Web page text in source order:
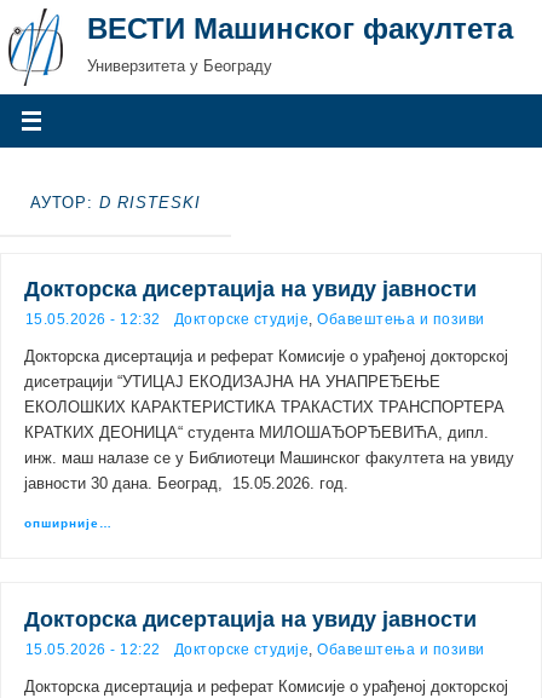
ВЕСТИ Машинског факултета
Универзитета у Београду
АУТОР: D RISTESKI
Докторска дисертација на увиду јавности
15.05.2026 - 12:32 Докторске студије,Обавештења и позиви
Докторска дисертација и реферат Комисије о урађеној докторској
дисетрацији “УТИЦАЈ ЕКОДИЗАЈНА НА УНАПРЕЂЕЊЕ
ЕКОЛОШКИХ КАРАКТЕРИСТИКА ТРАКАСТИХ ТРАНСПОРТЕРА
КРАТКИХ ДЕОНИЦА“ студента МИЛОШАЂОРЂЕВИЋА, дипл.
инж. маш налазе се у Библиотеци Машинског факултета на увиду
јавности 30 дана. Београд, 15.05.2026. год.
опширније…
Докторска дисертација на увиду јавности
15.05.2026 - 12:22 Докторске студије,Обавештења и позиви
Докторска дисертација и реферат Комисије о урађеној докторској